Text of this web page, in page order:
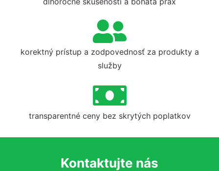
korektný prístup a zodpovednosť za produkty a
služby
transparentné ceny bez skrytých poplatkov
Kontaktujte nás